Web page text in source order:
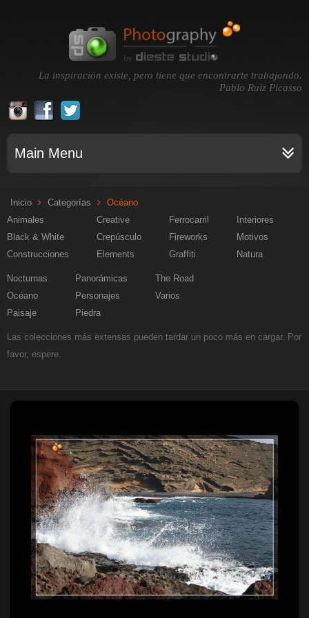
La inspiración existe, pero tiene que encontrarte trabajando.
Pablo Ruiz Picasso
Main Menu
Inicio Categorías
Océano
Animales
Black & White
Construcciones
Creative
Crepúsculo
Elements
Ferrocarril
Fireworks
Graffiti
Interiores
Motivos
Natura
Nocturnas
Océano
Paisaje
Panorámicas
Personajes
Piedra
The Road
Varios
Las colecciones más extensas pueden tardar un poco más en cargar. Por
favor, espere.